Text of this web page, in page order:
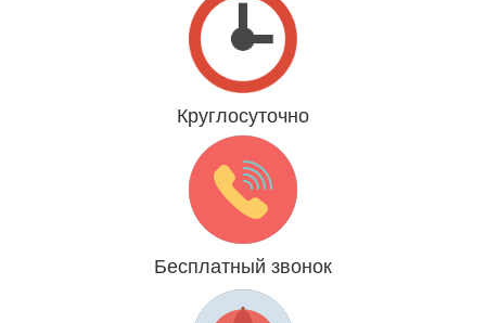
Круглосуточно
Даже 31 декабря и 1 января
Бесплатный звонок
Мы платим за Вас